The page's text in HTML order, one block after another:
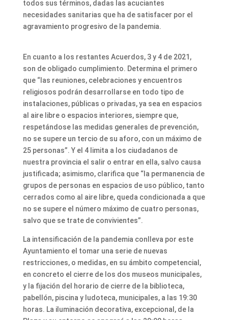
todos sus términos, dadas las acuciantes
necesidades sanitarias que ha de satisfacer por el
agravamiento progresivo de la pandemia.
En cuanto a los restantes Acuerdos, 3 y 4 de 2021,
son de obligado cumplimiento. Determina el primero
que “las reuniones, celebraciones y encuentros
religiosos podrán desarrollarse en todo tipo de
instalaciones, públicas o privadas, ya sea en espacios
al aire libre o espacios interiores, siempre que,
respetándose las medidas generales de prevención,
no se supere un tercio de su aforo, con un máximo de
25 personas”. Y el 4 limita a los ciudadanos de
nuestra provincia el salir o entrar en ella, salvo causa
justificada; asimismo, clarifica que “la permanencia de
grupos de personas en espacios de uso público, tanto
cerrados como al aire libre, queda condicionada a que
no se supere el número máximo de cuatro personas,
salvo que se trate de convivientes”.
La intensificación de la pandemia conlleva por este
Ayuntamiento el tomar una serie de nuevas
restricciones, o medidas, en su ámbito competencial,
en concreto el cierre de los dos museos municipales,
y la fijación del horario de cierre de la biblioteca,
pabellón, piscina y ludoteca, municipales, a las 19:30
horas. La iluminación decorativa, excepcional, de la